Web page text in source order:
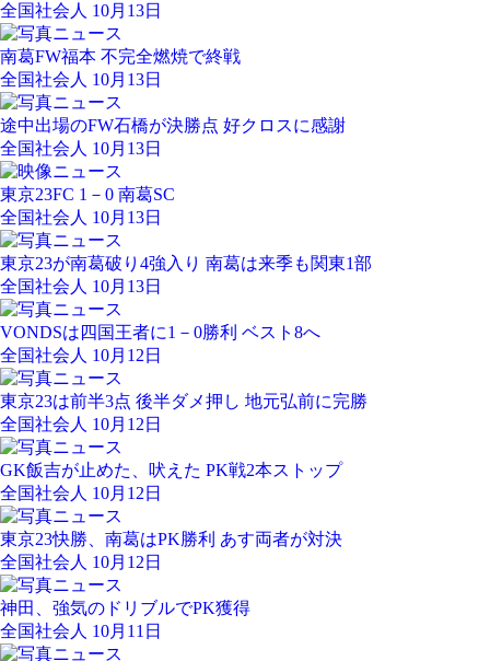
全国社会人 10月13日
南葛FW福本 不完全燃焼で終戦
全国社会人 10月13日
途中出場のFW石橋が決勝点 好クロスに感謝
全国社会人 10月13日
東京23FC 1－0 南葛SC
全国社会人 10月13日
東京23が南葛破り4強入り 南葛は来季も関東1部
全国社会人 10月13日
VONDSは四国王者に1－0勝利 ベスト8へ
全国社会人 10月12日
東京23は前半3点 後半ダメ押し 地元弘前に完勝
全国社会人 10月12日
GK飯吉が止めた、吠えた PK戦2本ストップ
全国社会人 10月12日
東京23快勝、南葛はPK勝利 あす両者が対決
全国社会人 10月12日
神田、強気のドリブルでPK獲得
全国社会人 10月11日